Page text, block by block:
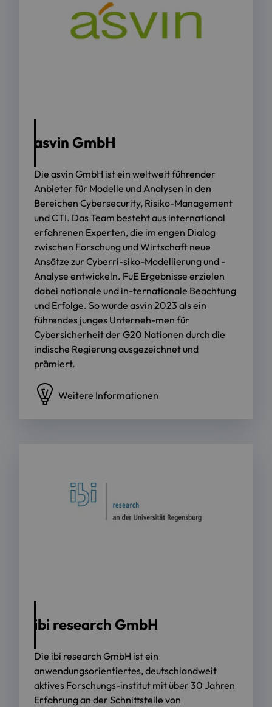
asvin GmbH
Die asvin GmbH ist ein weltweit führender
Anbieter für Modelle und Analysen in den
Bereichen Cybersecurity, Risiko-Management
und CTI. Das Team besteht aus international
erfahrenen Experten, die im engen Dialog
zwischen Forschung und Wirtschaft neue
Ansätze zur Cyberri-siko-Modellierung und -
Analyse entwickeln. FuE Ergebnisse erzielen
dabei nationale und in-ternationale Beachtung
und Erfolge. So wurde asvin 2023 als ein
führendes junges Unterneh-men für
Cybersicherheit der G20 Nationen durch die
indische Regierung ausgezeichnet und
prämiert.
Weitere Informationen
ibi research GmbH
Die ibi research GmbH ist ein
anwendungsorientiertes, deutschlandweit
aktives Forschungs-institut mit über 30 Jahren
Erfahrung an der Schnittstelle von